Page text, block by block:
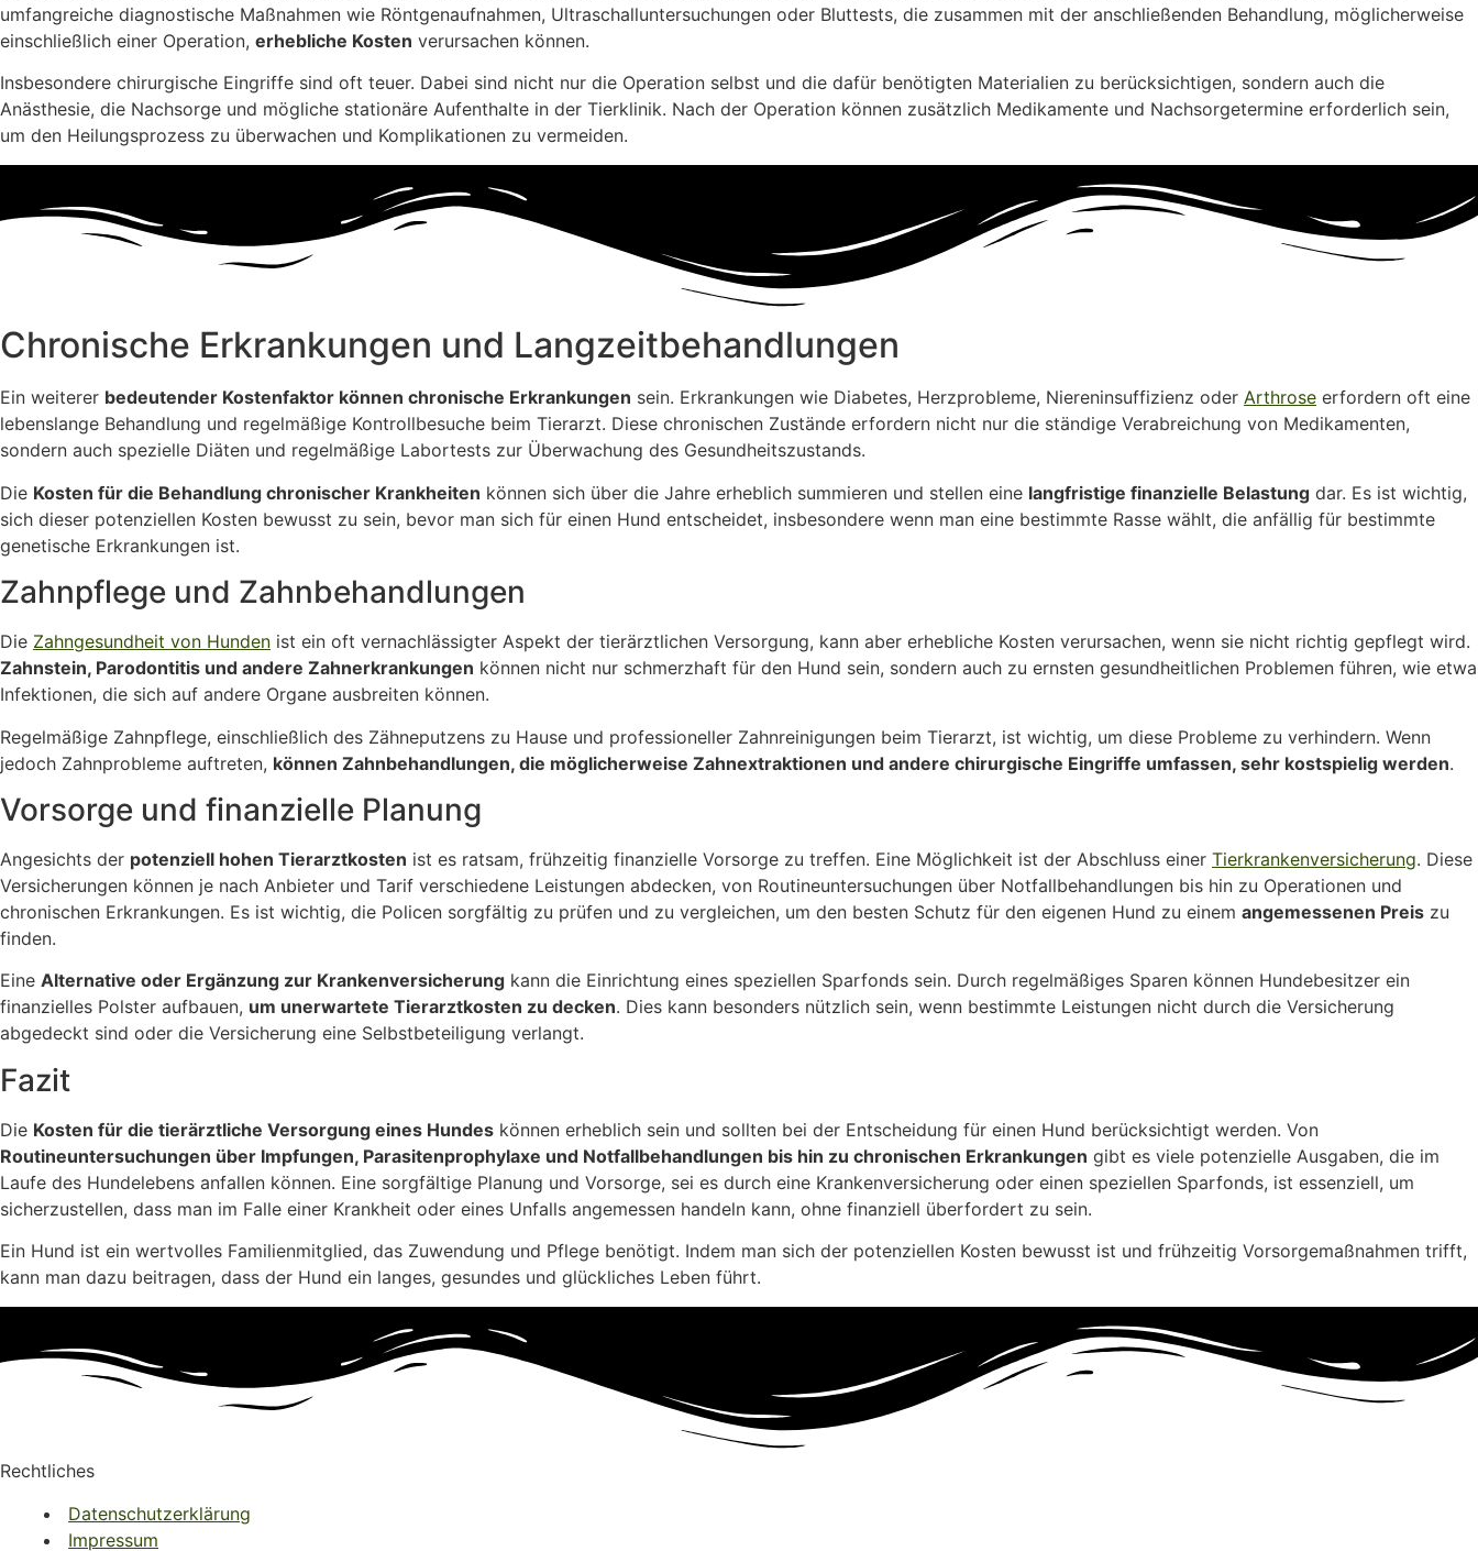
umfangreiche diagnostische Maßnahmen wie Röntgenaufnahmen, Ultraschalluntersuchungen oder Bluttests, die zusammen mit der anschließenden Behandlung, möglicherweise
einschließlich einer Operation, erhebliche Kosten verursachen können.
Insbesondere chirurgische Eingriffe sind oft teuer. Dabei sind nicht nur die Operation selbst und die dafür benötigten Materialien zu berücksichtigen, sondern auch die
Anästhesie, die Nachsorge und mögliche stationäre Aufenthalte in der Tierklinik. Nach der Operation können zusätzlich Medikamente und Nachsorgetermine erforderlich sein,
um den Heilungsprozess zu überwachen und Komplikationen zu vermeiden.
Chronische Erkrankungen und Langzeitbehandlungen
Ein weiterer bedeutender Kostenfaktor können chronische Erkrankungen sein. Erkrankungen wie Diabetes, Herzprobleme, Niereninsuffizienz oder Arthrose erfordern oft eine
lebenslange Behandlung und regelmäßige Kontrollbesuche beim Tierarzt. Diese chronischen Zustände erfordern nicht nur die ständige Verabreichung von Medikamenten,
sondern auch spezielle Diäten und regelmäßige Labortests zur Überwachung des Gesundheitszustands.
Die Kosten für die Behandlung chronischer Krankheiten können sich über die Jahre erheblich summieren und stellen eine langfristige finanzielle Belastung dar. Es ist wichtig,
sich dieser potenziellen Kosten bewusst zu sein, bevor man sich für einen Hund entscheidet, insbesondere wenn man eine bestimmte Rasse wählt, die anfällig für bestimmte
genetische Erkrankungen ist.
Zahnpflege und Zahnbehandlungen
Die Zahngesundheit von Hunden ist ein oft vernachlässigter Aspekt der tierärztlichen Versorgung, kann aber erhebliche Kosten verursachen, wenn sie nicht richtig gepflegt wird.
Zahnstein, Parodontitis und andere Zahnerkrankungen können nicht nur schmerzhaft für den Hund sein, sondern auch zu ernsten gesundheitlichen Problemen führen, wie etwa
Infektionen, die sich auf andere Organe ausbreiten können.
Regelmäßige Zahnpflege, einschließlich des Zähneputzens zu Hause und professioneller Zahnreinigungen beim Tierarzt, ist wichtig, um diese Probleme zu verhindern. Wenn
jedoch Zahnprobleme auftreten, können Zahnbehandlungen, die möglicherweise Zahnextraktionen und andere chirurgische Eingriffe umfassen, sehr kostspielig werden.
Vorsorge und finanzielle Planung
Angesichts der potenziell hohen Tierarztkosten ist es ratsam, frühzeitig finanzielle Vorsorge zu treffen. Eine Möglichkeit ist der Abschluss einer Tierkrankenversicherung. Diese
Versicherungen können je nach Anbieter und Tarif verschiedene Leistungen abdecken, von Routineuntersuchungen über Notfallbehandlungen bis hin zu Operationen und
chronischen Erkrankungen. Es ist wichtig, die Policen sorgfältig zu prüfen und zu vergleichen, um den besten Schutz für den eigenen Hund zu einem angemessenen Preis zu
finden.
Eine Alternative oder Ergänzung zur Krankenversicherung kann die Einrichtung eines speziellen Sparfonds sein. Durch regelmäßiges Sparen können Hundebesitzer ein
finanzielles Polster aufbauen, um unerwartete Tierarztkosten zu decken. Dies kann besonders nützlich sein, wenn bestimmte Leistungen nicht durch die Versicherung
abgedeckt sind oder die Versicherung eine Selbstbeteiligung verlangt.
Fazit
Die Kosten für die tierärztliche Versorgung eines Hundes können erheblich sein und sollten bei der Entscheidung für einen Hund berücksichtigt werden. Von
Routineuntersuchungen über Impfungen, Parasitenprophylaxe und Notfallbehandlungen bis hin zu chronischen Erkrankungen gibt es viele potenzielle Ausgaben, die im
Laufe des Hundelebens anfallen können. Eine sorgfältige Planung und Vorsorge, sei es durch eine Krankenversicherung oder einen speziellen Sparfonds, ist essenziell, um
sicherzustellen, dass man im Falle einer Krankheit oder eines Unfalls angemessen handeln kann, ohne finanziell überfordert zu sein.
Ein Hund ist ein wertvolles Familienmitglied, das Zuwendung und Pflege benötigt. Indem man sich der potenziellen Kosten bewusst ist und frühzeitig Vorsorgemaßnahmen trifft,
kann man dazu beitragen, dass der Hund ein langes, gesundes und glückliches Leben führt.
Rechtliches
Datenschutzerklärung
Impressum